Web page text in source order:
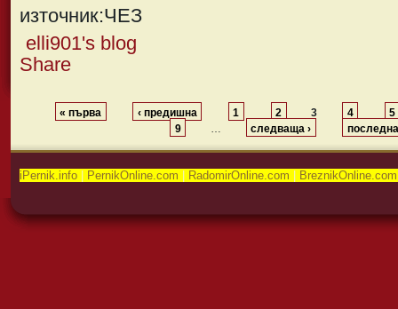
източник:ЧЕЗ
elli901's blog
Share
« първа ‹ предишна 1 2 3 4
5
9
следваща ›
iPernik.info PernikOnline.com RadomirOnline.com BreznikOnline.com